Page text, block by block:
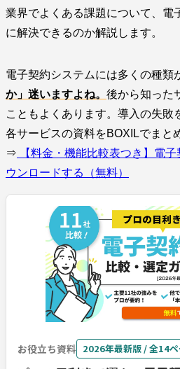
業界でよくある課題について、電
に解決できるのか解説します。
電子契約システムには多くの種類
か」迷いますよね。 後から知った
こともよくあります。導入の失敗
各サービスの資料をBOXILでまと
⇒ 【料金・機能比較表つき】電
ウンロードする（無料）
お役立ち資料 2026年最新版 / 全14ペ